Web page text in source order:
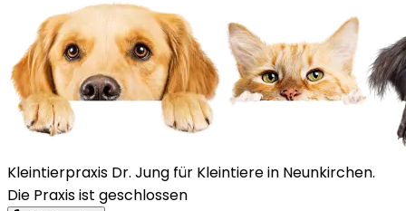
Kleintierpraxis Dr. Jung für Kleintiere in Neunkirchen.
Die Praxis ist geschlossen